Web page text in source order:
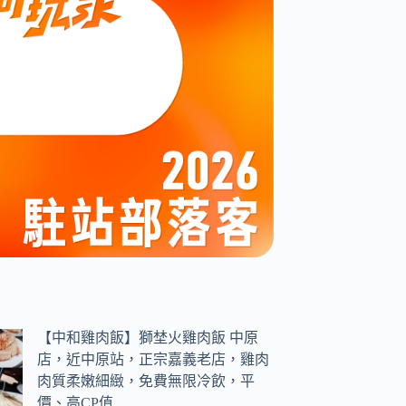
【中和雞肉飯】獅埜火雞肉飯 中原
店，近中原站，正宗嘉義老店，雞肉
肉質柔嫩細緻，免費無限冷飲，平
價、高CP值